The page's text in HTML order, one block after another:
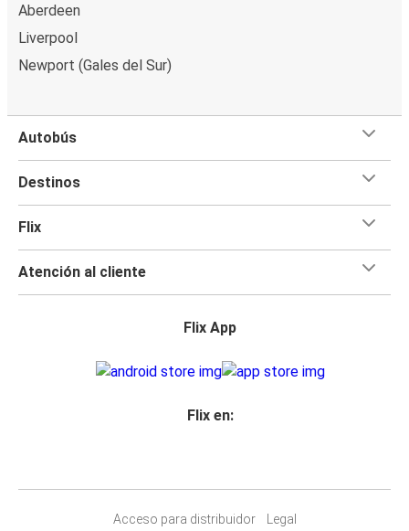
Aberdeen
Liverpool
Newport (Gales del Sur)
Autobús
Destinos
Flix
Atención al cliente
Flix App
Flix en:
Acceso para distribuidor Legal